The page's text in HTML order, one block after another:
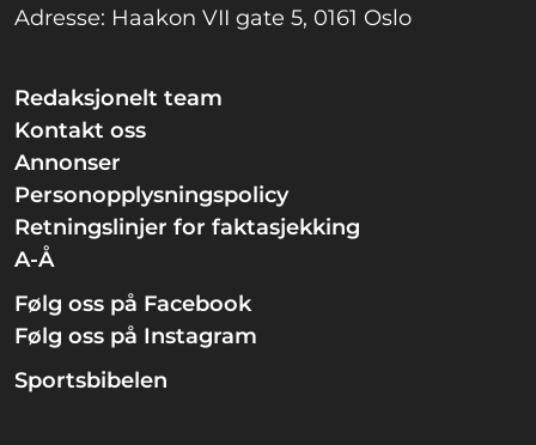
Adresse: Haakon VII gate 5, 0161 Oslo
Redaksjonelt team
Kontakt oss
Annonser
Personopplysningspolicy
Retningslinjer for faktasjekking
A-Å
Følg oss på Facebook
Følg oss på Instagram
Sportsbibelen